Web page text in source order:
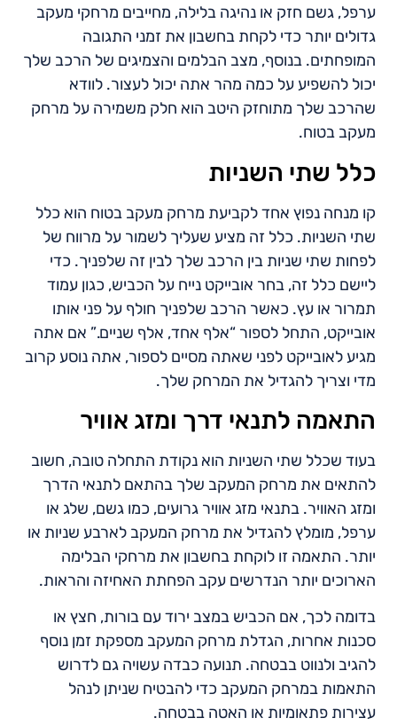
ערפל, גשם חזק או נהיגה בלילה, מחייבים מרחקי מעקב
גדולים יותר כדי לקחת בחשבון את זמני התגובה
המופחתים. בנוסף, מצב הבלמים והצמיגים של הרכב שלך
יכול להשפיע על כמה מהר אתה יכול לעצור. לוודא
שהרכב שלך מתוחזק היטב הוא חלק משמירה על מרחק
מעקב בטוח.
כלל שתי השניות
קו מנחה נפוץ אחד לקביעת מרחק מעקב בטוח הוא כלל
שתי השניות. כלל זה מציע שעליך לשמור על מרווח של
לפחות שתי שניות בין הרכב שלך לבין זה שלפניך. כדי
ליישם כלל זה, בחר אובייקט נייח על הכביש, כגון עמוד
תמרור או עץ. כאשר הרכב שלפניך חולף על פני אותו
אובייקט, התחל לספור “אלף אחד, אלף שניים.” אם אתה
מגיע לאובייקט לפני שאתה מסיים לספור, אתה נוסע קרוב
מדי וצריך להגדיל את המרחק שלך.
התאמה לתנאי דרך ומזג אוויר
בעוד שכלל שתי השניות הוא נקודת התחלה טובה, חשוב
להתאים את מרחק המעקב שלך בהתאם לתנאי הדרך
ומזג האוויר. בתנאי מזג אוויר גרועים, כמו גשם, שלג או
ערפל, מומלץ להגדיל את מרחק המעקב לארבע שניות או
יותר. התאמה זו לוקחת בחשבון את מרחקי הבלימה
הארוכים יותר הנדרשים עקב הפחתת האחיזה והראות.
בדומה לכך, אם הכביש במצב ירוד עם בורות, חצץ או
סכנות אחרות, הגדלת מרחק המעקב מספקת זמן נוסף
להגיב ולנווט בבטחה. תנועה כבדה עשויה גם לדרוש
התאמות במרחק המעקב כדי להבטיח שניתן לנהל
עצירות פתאומיות או האטה בבטחה.